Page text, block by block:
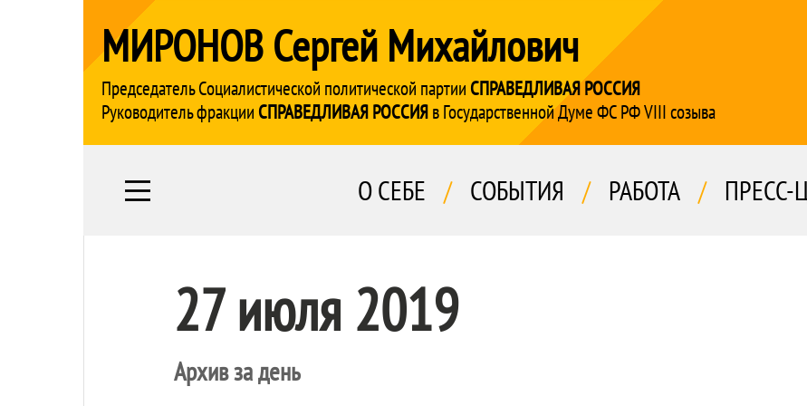
МИРОНОВ Сергей Михайлович
Председатель Социалистической политической партии СПРАВЕДЛИВАЯ РОССИЯ
Руководитель фракции СПРАВЕДЛИВАЯ РОССИЯв Государственной Думе ФС РФ VIII созыва
О СЕБЕ / СОБЫТИЯ / РАБОТА / ПРЕСС-
27 июля 2019
Архив за день